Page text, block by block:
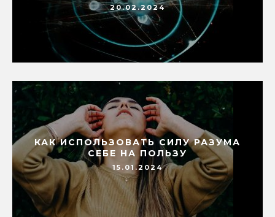
20.02.2024
КАК ИСПОЛЬЗОВАТЬ СИЛУ РАЗУМА
СЕБЕ НА ПОЛЬЗУ
15.01.2024